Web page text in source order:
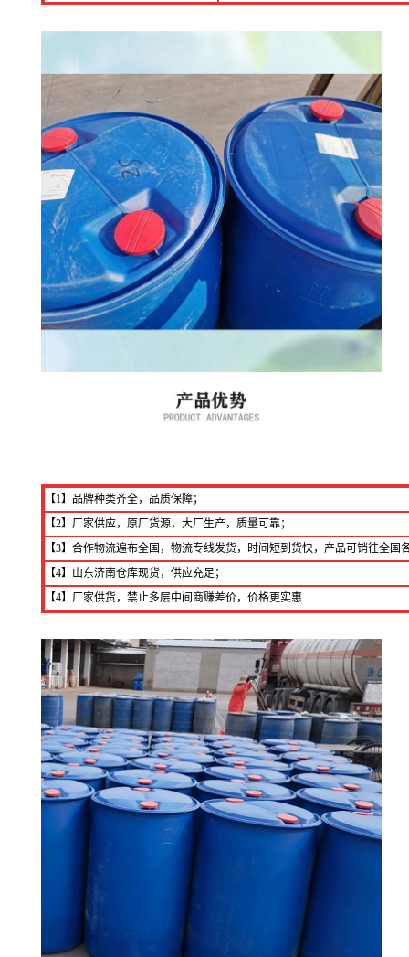
【1】品牌种类齐全，品质保障；
【2】厂家供应，原厂货源，大厂生产，质量可靠；
【3】合作物流遍布全国，物流专线发货，时间短到货快，产品可销往全国
【4】山东济南仓库现货，供应充足；
【4】厂家供货，禁止多层中间商赚差价，价格更实惠